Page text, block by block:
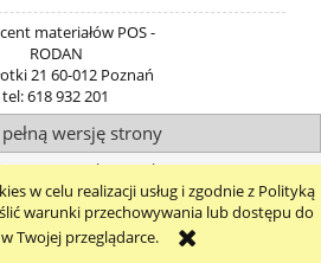
w celu realizacji usług i zgodnie z Polityką
warunki przechowywania lub dostępu do
Twojej przeglądarce.
materiałów POS -
RODAN
21 60-012 Poznań
tel:618 932 201
wersję strony
Shoper.pl